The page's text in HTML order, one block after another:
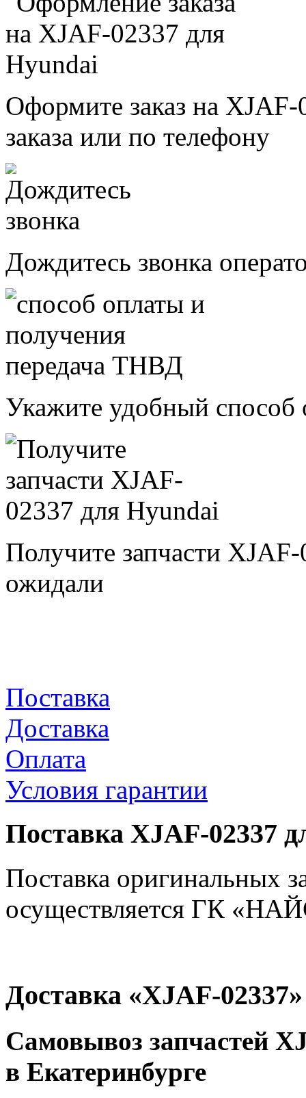
Оформите заказ на
заказа или по телефону
Дождитесь звонка
Укажите удобный
Получите запчасти
ожидали
Поставка
Доставка
Оплата
Условия гарантии
Поставка XJAF-02337
Поставка оригинальных
осуществляется ГК
Доставка «XJAF-02337»
Самовывоз запчастей
в Екатеринбурге